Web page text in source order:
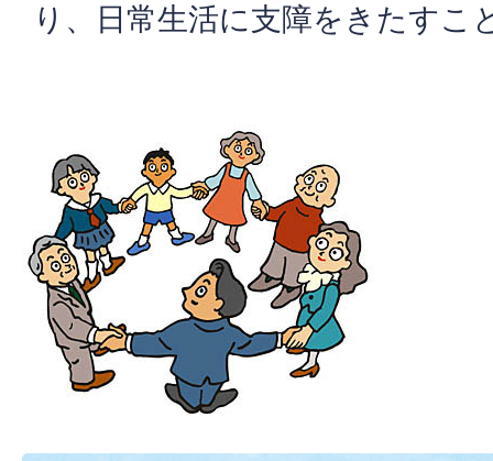
り、日常生活に支障をきたすこ